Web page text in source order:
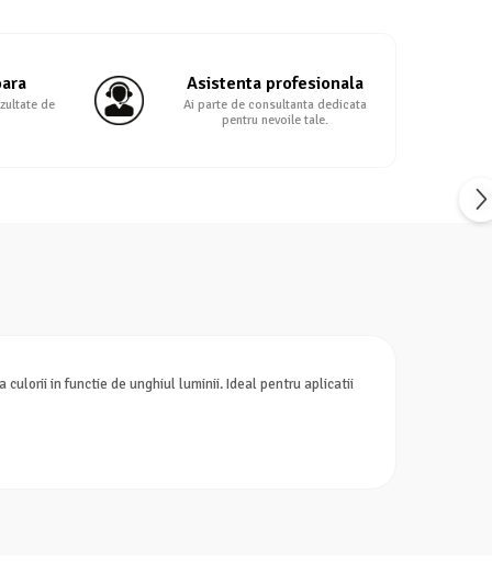
de
Asistenta profesionala
Ai parte de consultanta dedicata
pentru nevoile tale.
culorii in functie de unghiul luminii. Ideal pentru aplicatii